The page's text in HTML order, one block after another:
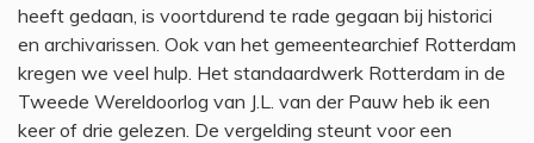
heeft gedaan, is voortdurend te rade gegaan bij historici
en archivarissen. Ook van het gemeentearchief Rotterdam
kregen we veel hulp. Het standaardwerk Rotterdam in de
Tweede Wereldoorlog van J.L. van der Pauw heb ik een
keer of drie gelezen. De vergelding steunt voor een